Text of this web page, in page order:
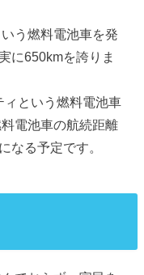
う燃料電池車を発
に650kmを誇りま
ィという燃料電池車
電池車の航続距離
なる予定です。